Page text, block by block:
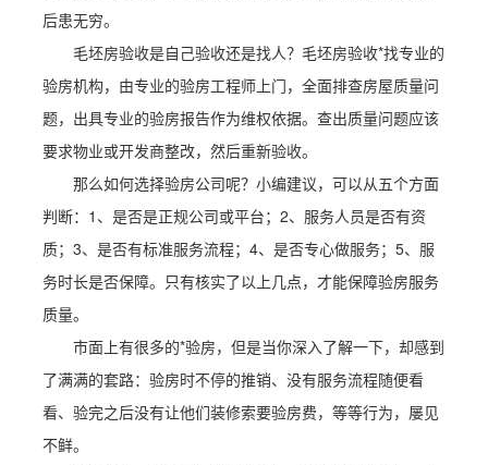
后患无穷。
毛坯房验收是自己验收还是找人？毛坯房验收*找专业的
验房机构，由专业的验房工程师上门，全面排查房屋质量问
题，出具专业的验房报告作为维权依据。查出质量问题应该
要求物业或开发商整改，然后重新验收。
那么如何选择验房公司呢？小编建议，可以从五个方面
判断：1、是否是正规公司或平台；2、服务人员是否有资
质；3、是否有标准服务流程；4、是否专心做服务；5、服
务时长是否保障。只有核实了以上几点，才能保障验房服务
质量。
市面上有很多的*验房，但是当你深入了解一下，却感到
了满满的套路：验房时不停的推销、没有服务流程随便看
看、验完之后没有让他们装修索要验房费，等等行为，屡见
不鲜。